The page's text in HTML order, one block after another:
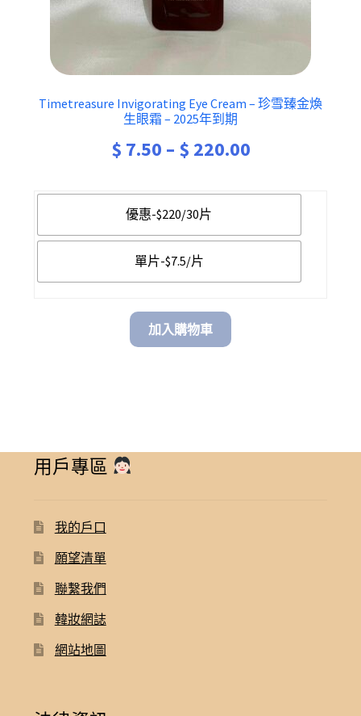
Timetreasure Invigorating Eye Cream – 珍雪臻金煥
生眼霜 – 2025年到期
$ 7.50 – $ 220.00
優惠-$220/30片
單片-$7.5/片
加入購物車
用戶專區
我的戶口
願望清單
聯繫我們
韓妝網誌
網站地圖